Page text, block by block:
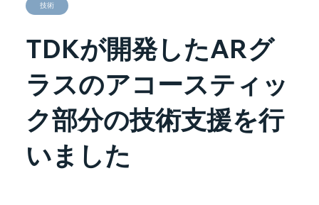
TDKが開発したARグ
ラスのアコースティッ
ク部分の技術支援を行
いました
技術